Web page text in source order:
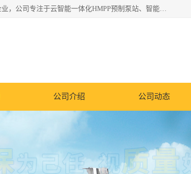
青岛铭源环保科技有限公司是一家专注于环保与智慧水务领域的先进科技企业，公司专注于云智能一体化HMPP预制泵站、智能截流井设备、调蓄池雨洪管理设备、水务循环利用、云智慧水务开发及新型环保技术研发等领域。
公司介绍 公司动态